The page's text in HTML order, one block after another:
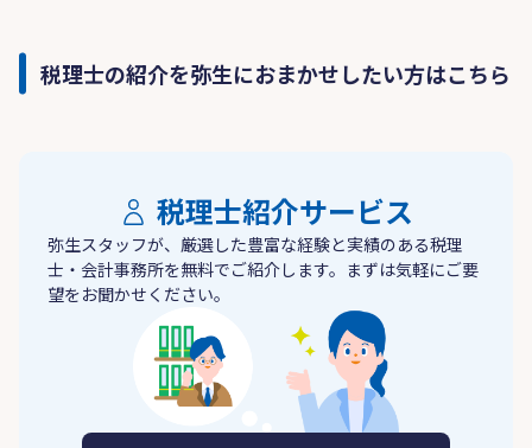
税理士の紹介を弥生におまかせしたい方はこちら
税理士紹介サービス
弥生スタッフが、厳選した豊富な経験と実績のある税理
士・会計事務所を無料でご紹介します。まずは気軽にご要
望をお聞かせください。